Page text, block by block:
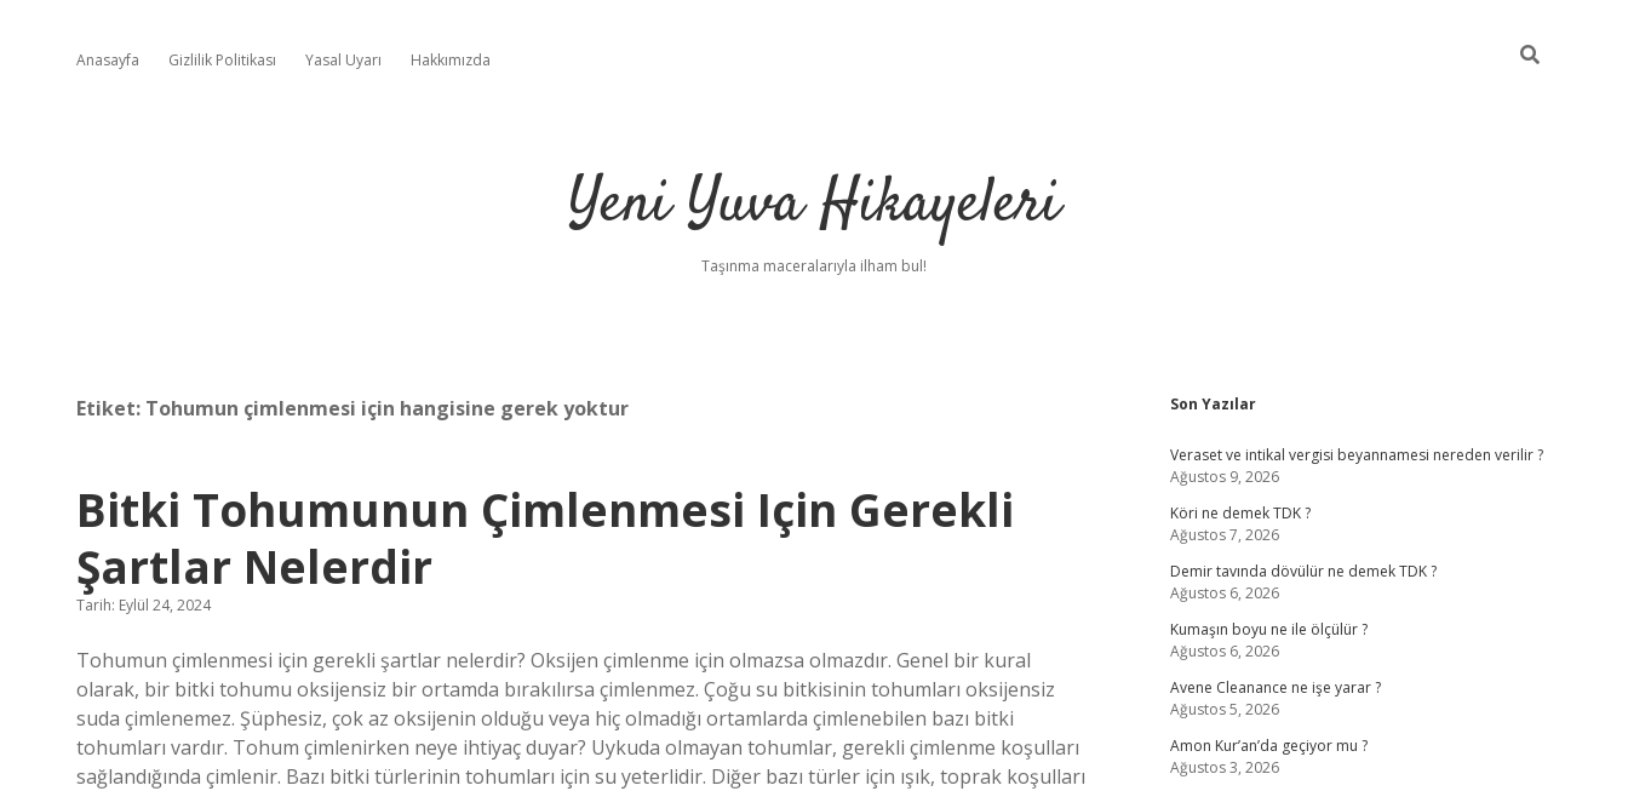
Anasayfa Gizlilik Politikası Yasal Uyarı Hakkımızda
Yeni Yuva Hikayeleri
Taşınma maceralarıyla ilham bul!
Etiket: Tohumun çimlenmesi için hangisine gerek yoktur
Bitki Tohumunun Çimlenmesi Için Gerekli
Şartlar Nelerdir
Tarih: Eylül 24, 2024
Tohumun çimlenmesi için gerekli şartlar nelerdir? Oksijen çimlenme için olmazsa olmazdır. Genel bir kural
olarak, bir bitki tohumu oksijensiz bir ortamda bırakılırsa çimlenmez. Çoğu su bitkisinin tohumları oksijensiz
suda çimlenemez. Şüphesiz, çok az oksijenin olduğu veya hiç olmadığı ortamlarda çimlenebilen bazı bitki
tohumları vardır. Tohum çimlenirken neye ihtiyaç duyar? Uykuda olmayan tohumlar, gerekli çimlenme koşulları
sağlandığında çimlenir. Bazı bitki türlerinin tohumları için su yeterlidir. Diğer bazı türler için ışık, toprak koşulları
Sidebar
Son Yazılar
Veraset ve intikal vergisi beyannamesi nereden verilir ?
Ağustos 9, 2026
Köri ne demek TDK ?
Ağustos 7, 2026
Demir tavında dövülür ne demek TDK ?
Ağustos 6, 2026
Kumaşın boyu ne ile ölçülür ?
Ağustos 6, 2026
Avene Cleanance ne işe yarar ?
Ağustos 5, 2026
Amon Kur’an’da geçiyor mu ?
Ağustos 3, 2026
hiltonbetBetexper giriş adresi